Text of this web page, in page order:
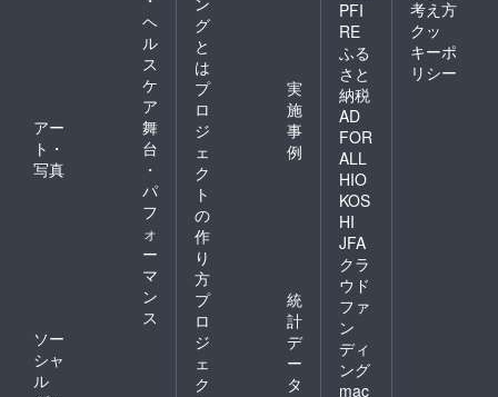
ヘ
ル
ス
ケ
ア
アー
ト・
写真
舞
台
・
パ
フ
ォ
ー
マ
ン
ス
ソー
シャ
ル
グ
と
は
プ
ロ
ジ
ェ
ク
ト
の
作
り
方
実
施
事
例
プ
ロ
ジ
ェ
ク
統
計
デ
ー
タ
PFI
RE
ふる
さと
納税
AD
FOR
ALL
HIO
KOS
HI
JFA
クラ
ウド
ファ
ン
ディ
ング
mac
考え方
クッ
キーポ
リシー